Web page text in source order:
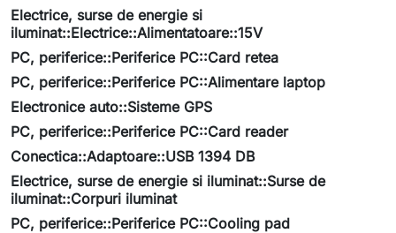
Electrice, surse de energie si
iluminat::Electrice::Alimentatoare::15V
PC, periferice::Periferice PC::Card retea
PC, periferice::Periferice PC::Alimentare laptop
Electronice auto::Sisteme GPS
PC, periferice::Periferice PC::Card reader
Conectica::Adaptoare::USB 1394 DB
Electrice, surse de energie si iluminat::Surse de
iluminat::Corpuri iluminat
PC, periferice::Periferice PC::Cooling pad